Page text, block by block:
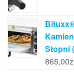
Stopni
865,00